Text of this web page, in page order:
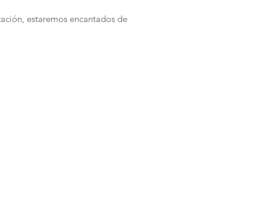
estaremos encantados de